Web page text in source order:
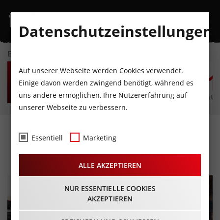
EVENTKALENDER
MO
10
AUGUST
DI
11
AUGUST
MI
12
AUGUST
DO
13
AUGUST
FR
14
AUGUST
Landecker Wochentoaler
13.08.2025 - Beginn 17:00 Uhr
Datenschutzeinstellungen
Auf unserer Webseite werden Cookies verwendet.
Einige davon werden zwingend benötigt, während es
uns andere ermöglichen, Ihre Nutzererfahrung auf
unserer Webseite zu verbessern.
Essentiell Marketing
ALLE AKZEPTIEREN
NUR ESSENTIELLE COOKIES
AKZEPTIEREN